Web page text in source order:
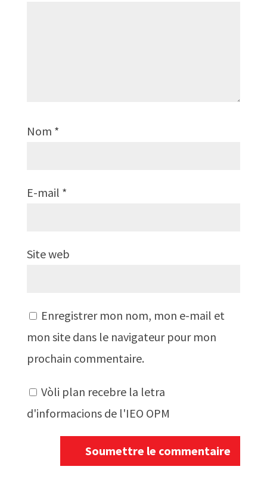
Nom *
E-mail *
Site web
Enregistrer mon nom, mon e-mail et
mon site dans le navigateur pour mon
prochain commentaire.
Vòli plan recebre la letra
d'informacions de l'IEO OPM